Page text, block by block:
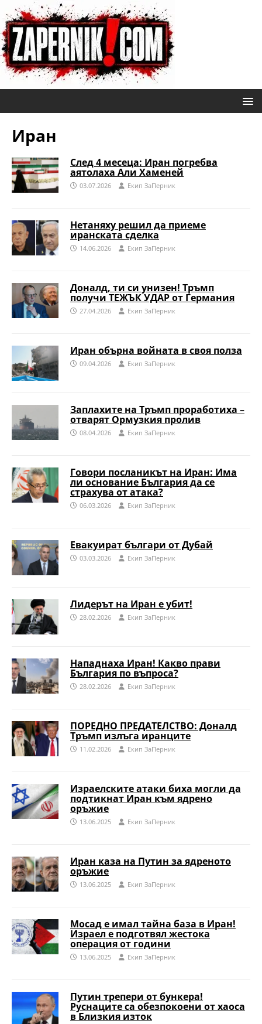
Иран
След 4 месеца: Иран погребва
аятолаха Али Хаменей
03.07.2026 Eкип ЗаПерник
Нетаняху решил да приеме
иранската сделка
14.06.2026 Eкип ЗаПерник
Доналд, ти си унизен! Тръмп
получи ТЕЖЪК УДАР от Германия
27.04.2026 Eкип ЗаПерник
Иран обърна войната в своя полза
09.04.2026 Eкип ЗаПерник
Заплахите на Тръмп проработиха –
отварят Ормузкия пролив
08.04.2026 Eкип ЗаПерник
Говори посланикът на Иран: Има
ли основание България да се
страхува от атака?
06.03.2026 Eкип ЗаПерник
Евакуират българи от Дубай
03.03.2026 Eкип ЗаПерник
Лидерът на Иран е убит!
28.02.2026 Eкип ЗаПерник
Нападнаха Иран! Какво прави
България по въпроса?
28.02.2026 Eкип ЗаПерник
ПОРЕДНО ПРЕДАТЕЛСТВО: Доналд
Тръмп излъга иранците
11.02.2026 Eкип ЗаПерник
Израелските атаки биха могли да
подтикнат Иран към ядрено
оръжие
13.06.2025 Eкип ЗаПерник
Иран каза на Путин за ядреното
оръжие
13.06.2025 Eкип ЗаПерник
Мосад е имал тайна база в Иран!
Израел е подготвял жестока
операция от години
13.06.2025 Eкип ЗаПерник
Путин трепери от бункера!
Руснаците са обезпокоени от хаоса
в Близкия изток